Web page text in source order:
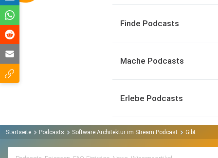
Finde Podcasts
Mache Podcasts
Erlebe Podcasts
Startseite Podcasts Software Architektur im Stream Podcast Gibt es das